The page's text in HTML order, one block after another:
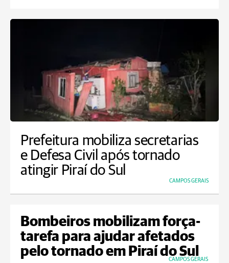
Prefeitura mobiliza secretarias
e Defesa Civil após tornado
atingir Piraí do Sul
CAMPOS GERAIS
Bombeiros mobilizam força-
tarefa para ajudar afetados
pelo tornado em Piraí do Sul
CAMPOS GERAIS